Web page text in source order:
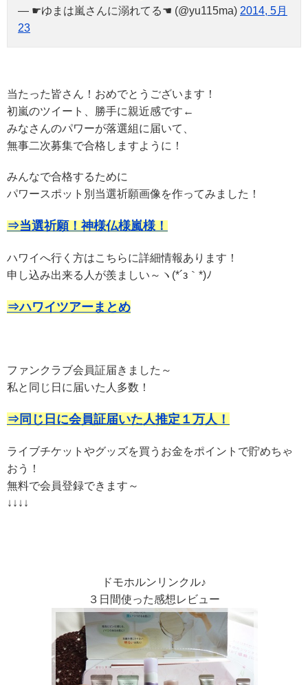
— ☛ゆまは嵐さんに溺れてる☚ (@yu115ma) 2014, 5月
23
当たった皆さん！おめでとうございます！
初嵐のツイート、勝手に親近感です←
みなさんのパワーが落選組に届いて、
無事二次募集で合格しますように！
みんなで合格するために
パワースポット別当選祈願画像を作ってみました！
⇒当選祈願！神様仏様嵐様！
ハワイへ行く方はこちらに詳細情報あります！
申し込み出来る人が羨ましい～ヽ(*´з｀*)ﾉ
⇒ハワイツアーまとめ
ファンクラブ会員証届きました～
私と同じ日に届いた人多数！
⇒同じ日に会員証届いた人推定１万人！
ライブチケットやグッズを買うお金をポイントで貯めちゃ
おう！
無料で会員登録できます～
↓↓↓↓
ドモホルンリンクル♪
３日間使った感想レビュー